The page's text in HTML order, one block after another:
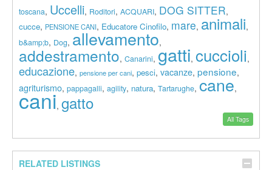
toscana, Uccelli, Roditori, ACQUARI, DOG SITTER,
cucce, PENSIONE CANI, Educatore Cinofilo, mare, animali,
b&amp;b, Dog, allevamento,
addestramento, Canarini, gatti, cuccioli,
educazione, pensione per cani, pesci, vacanze, pensione,
agriturismo, pappagalli, agility, natura, Tartarughe, cane,
cani, gatto
All Tags
RELATED LISTINGS